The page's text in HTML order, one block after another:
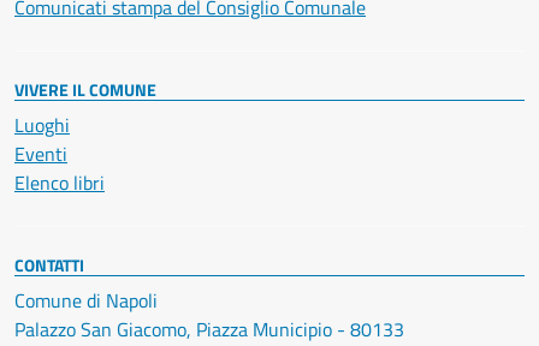
Comunicati stampa del Consiglio Comunale
VIVERE IL COMUNE
Luoghi
Eventi
Elenco libri
CONTATTI
Comune di Napoli
Palazzo San Giacomo, Piazza Municipio - 80133